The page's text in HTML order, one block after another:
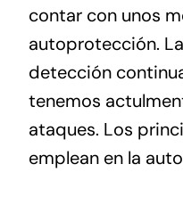
contar con unos
autoprotección.
detección
tenemos
ataques. Los
emplean en la